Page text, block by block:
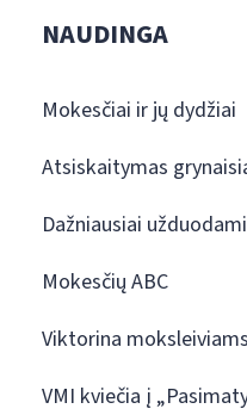
NAUDINGA
Mokesčiai ir jų dydžiai
Atsiskaitymas
Dažniausiai
Mokesčių ABC
Viktorina moksleiviams
VMI kviečia į